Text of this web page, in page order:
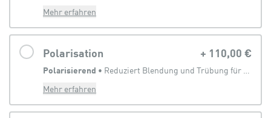
Mehr erfahren
Polarisation + 110,00 €
Polarisierend •
Reduziert Blendung und Trübung für eine klarere Sicht
Mehr erfahren